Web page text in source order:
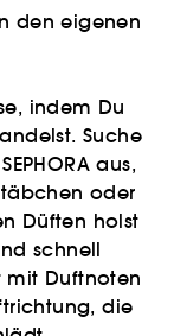
den eigenen
indem Du
Suche
aus,
oder
Düften holst
schnell
mit Duftnoten
die